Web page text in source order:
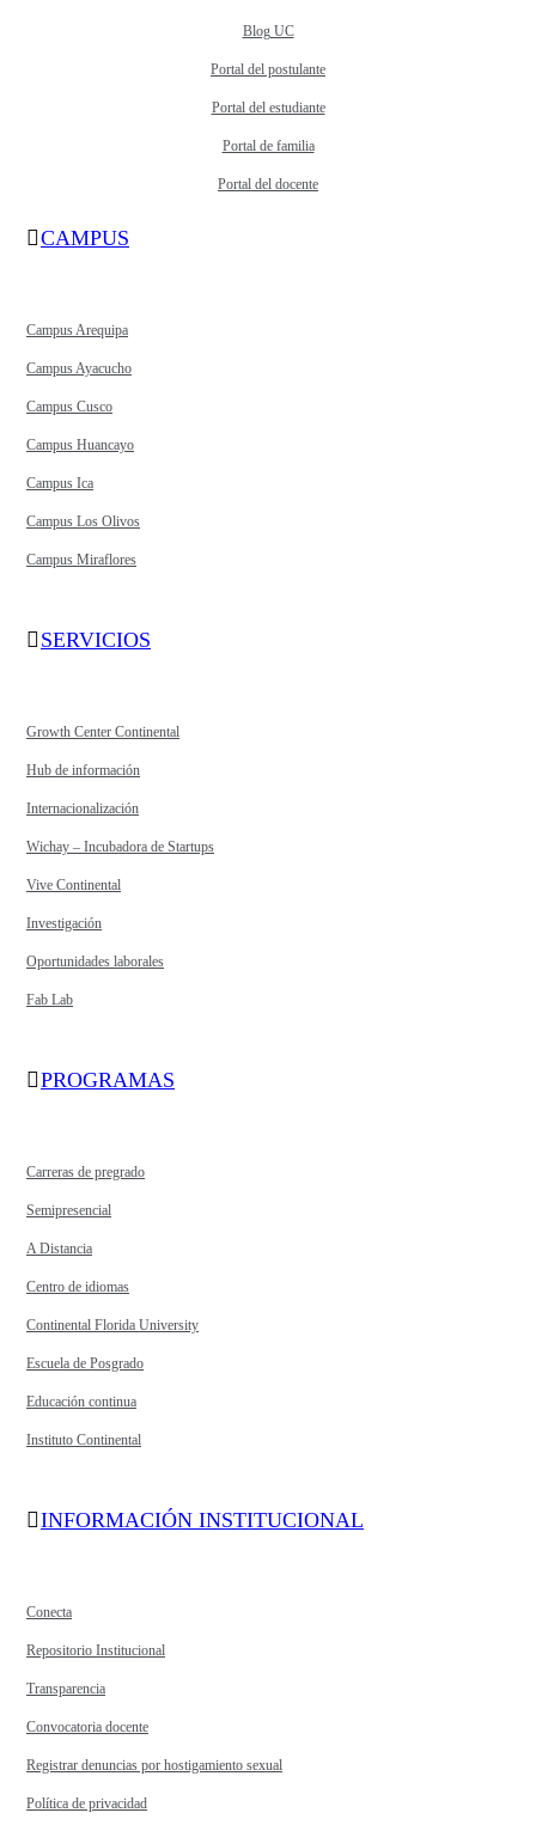
Blog UC
Portal del postulante
Portal del estudiante
Portal de familia
Portal del docente
CAMPUS
Campus Arequipa
Campus Ayacucho
Campus Cusco
Campus Huancayo
Campus Ica
Campus Los Olivos
Campus Miraflores
SERVICIOS
Growth Center Continental
Hub de información
Internacionalización
Wichay – Incubadora de Startups
Vive Continental
Investigación
Oportunidades laborales
Fab Lab
PROGRAMAS
Carreras de pregrado
Semipresencial
A Distancia
Centro de idiomas
Continental Florida University
Escuela de Posgrado
Educación continua
Instituto Continental
INFORMACIÓN INSTITUCIONAL
Conecta
Repositorio Institucional
Transparencia
Convocatoria docente
Registrar denuncias por hostigamiento sexual
Política de privacidad